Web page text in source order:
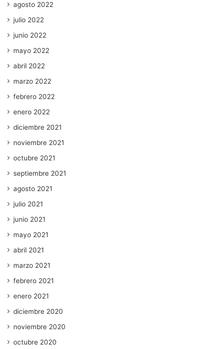
agosto 2022
julio 2022
junio 2022
mayo 2022
abril 2022
marzo 2022
febrero 2022
enero 2022
diciembre 2021
noviembre 2021
octubre 2021
septiembre 2021
agosto 2021
julio 2021
junio 2021
mayo 2021
abril 2021
marzo 2021
febrero 2021
enero 2021
diciembre 2020
noviembre 2020
octubre 2020